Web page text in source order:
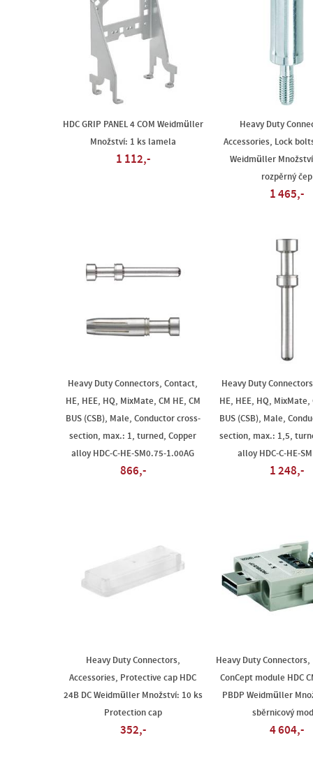
HDC GRIP PANEL 4 COM Weidmüller
Množství: 1 ks lamela
1 112,-
Heavy Duty
Accessories, Lock
Weidmüller
rozpěrný čep
1 465,-
Heavy Duty Connectors, Contact,
HE, HEE, HQ, MixMate, CM HE, CM
BUS (CSB), Male, Conductor cross-
section, max.: 1, turned, Copper
alloy HDC-C-HE-SM0.75-1.00AG
866,-
Heavy Duty
HE, HEE, HQ, MixMate,
BUS (CSB), Male,
section, max.: 1,5,
alloy HDC-C-HE-
1 248,-
Heavy Duty Connectors,
Accessories, Protective cap HDC
24B DC Weidmüller Množství: 10 ks
Protection cap
352,-
Heavy Duty Connectors,
ConCept module HDC
PBDP Weidmüller
sběrnicový
4 604,-